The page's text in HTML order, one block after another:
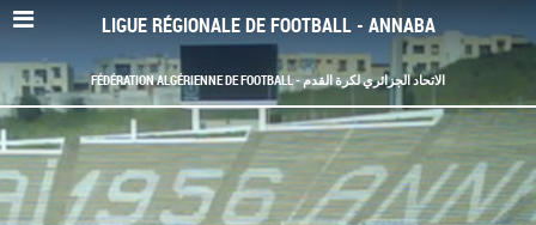
LIGUE RÉGIONALE DE FOOTBALL - ANNABA
FÉDÉRATION ALGÉRIENNE DE FOOTBALL - الاتحاد الجزائري لكرة القدم